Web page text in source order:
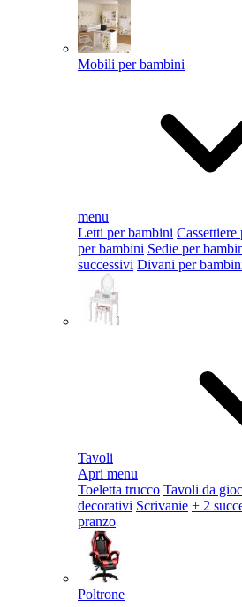
Mobili per bambini
menu
Letti per bambini
per bambini Sedie per
successivi Divani per
Tavoli
Apri menu
Toeletta trucco Tavoli da
decorativi Scrivanie + 2
pranzo
Poltrone